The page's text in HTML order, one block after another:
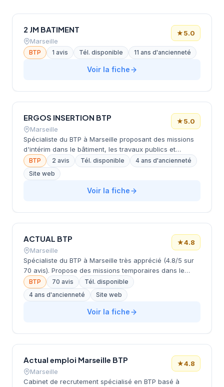
2 JM BATIMENT
Marseille
★5.0
BTP 1 avis Tél. disponible 11 ans d'ancienneté
Voir la fiche
ERGOS INSERTION BTP
Marseille
★5.0
Spécialiste du BTP à Marseille proposant des missions
d'intérim dans le bâtiment, les travaux publics et
secteurs connexes.
BTP 2 avis Tél. disponible
4 ans d'ancienneté
Site web
Voir la fiche
ACTUAL BTP
Marseille
★4.8
Spécialiste du BTP à Marseille très apprécié (4.8/5 sur
70 avis). Propose des missions temporaires dans le
bâtiment et travaux publics.
BTP 70 avis
Tél. disponible
4 ans d'ancienneté
Site web
Voir la fiche
Actual emploi Marseille BTP
Marseille
★4.8
Cabinet de recrutement spécialisé en BTP basé à